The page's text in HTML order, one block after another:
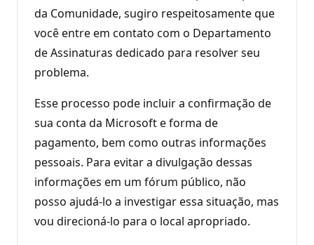
da Comunidade, sugiro respeitosamente que
você entre em contato com o Departamento
de Assinaturas dedicado para resolver seu
problema.
Esse processo pode incluir a confirmação de
sua conta da Microsoft e forma de
pagamento, bem como outras informações
pessoais. Para evitar a divulgação dessas
informações em um fórum público, não
posso ajudá-lo a investigar essa situação, mas
vou direcioná-lo para o local apropriado.